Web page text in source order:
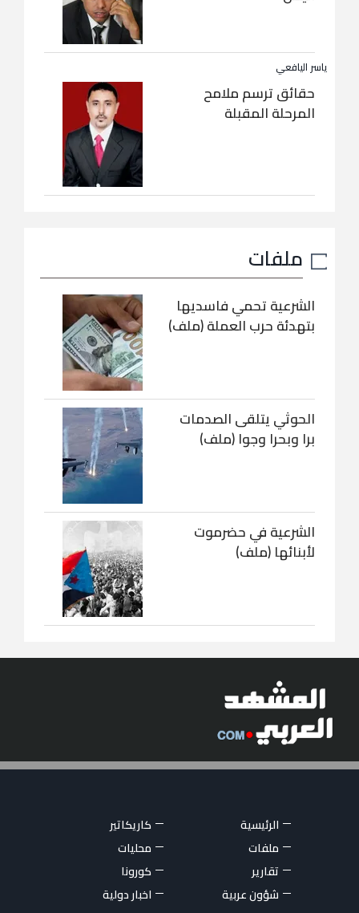
ياسر اليافعي
حقائق ترسم ملامح
المرحلة المقبلة
ملفات
الشرعية تحمي فاسديها
بتهدئة حرب العملة (ملف)
الحوثي يتلقى الصدمات
برا وبحرا وجوا (ملف)
الشرعية في حضرموت
لأبنائها (ملف)
الرئيسية
كاريكاتير
ملفات
محليات
تقارير
كورونا
شؤون عربية
اخبار دولية